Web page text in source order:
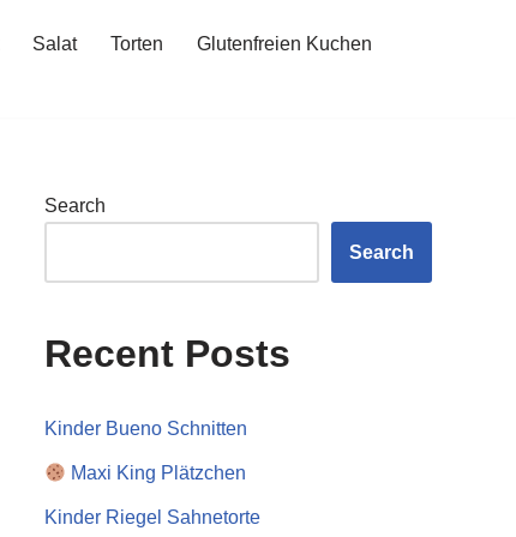
Salat Torten
Glutenfreien Kuchen
Search
Search
Recent Posts
Kinder Bueno Schnitten
Maxi King Plätzchen
Kinder Riegel Sahnetorte